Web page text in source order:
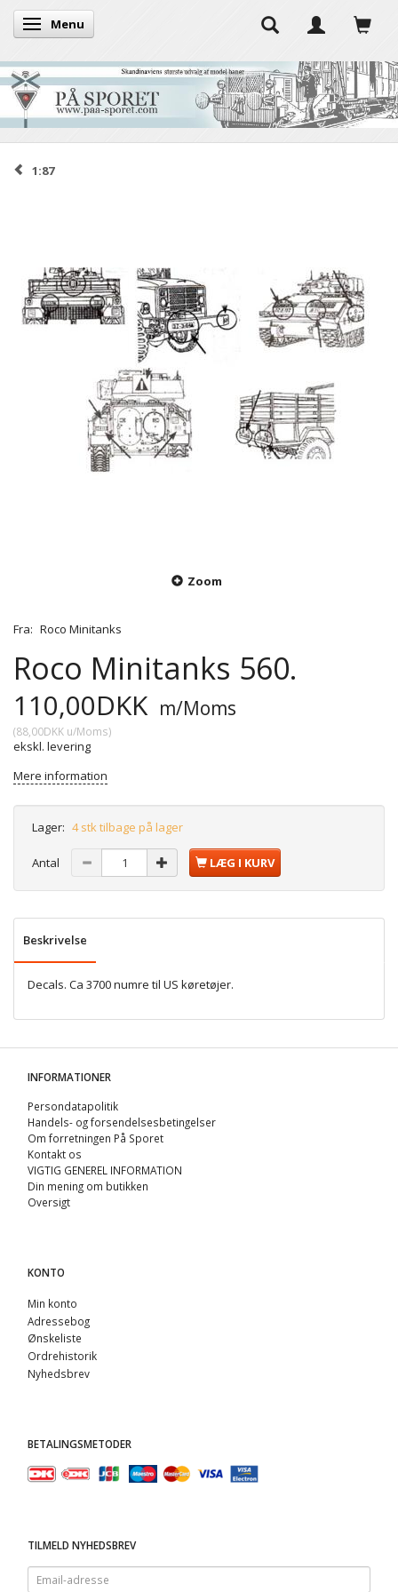
Skifte navigation
Menu
1:87
Zoom
Fra: Roco Minitanks
Roco Minitanks 560.
110,00DKK m/Moms
(88,00DKK u/Moms)
ekskl. levering
Mere information
Lager: 4 stk tilbage på lager
Antal LÆG I KURV
Beskrivelse
Decals. Ca 3700 numre til US køretøjer.
INFORMATIONER
Persondatapolitik
Handels- og forsendelsesbetingelser
Om forretningen På Sporet
Kontakt os
VIGTIG GENEREL INFORMATION
Din mening om butikken
Oversigt
KONTO
Min konto
Adressebog
Ønskeliste
Ordrehistorik
Nyhedsbrev
BETALINGSMETODER
TILMELD NYHEDSBREV
Email-
adresse